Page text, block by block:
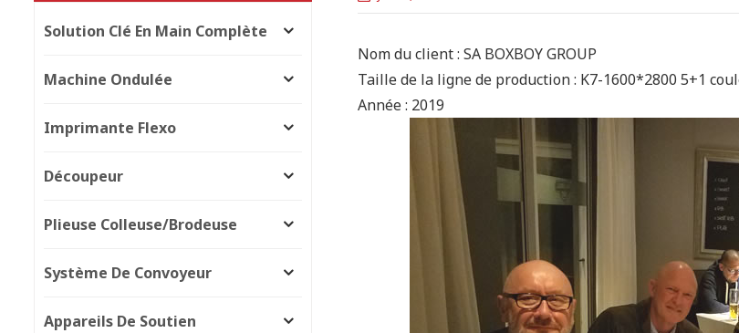
Nom du client : SA BOXBOY GROUP
Taille de la ligne de production : K7-1600*2800 5+1
Année : 2019
Solution Clé En Main Complète
Machine Ondulée
Imprimante Flexo
Découpeur
Plieuse Colleuse/brodeuse
Système De Convoyeur
Appareils De Soutien